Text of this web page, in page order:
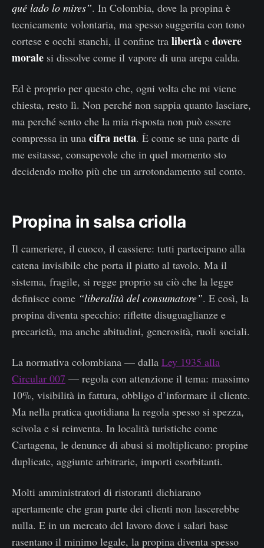
qué lado lo mires”. In Colombia, dove la propina è
tecnicamente volontaria, ma spesso suggerita con tono
cortese e occhi stanchi, il confine tra libertà e dovere
morale si dissolve come il vapore di una arepa calda.
Ed è proprio per questo che, ogni volta che mi viene
chiesta, resto lì. Non perché non sappia quanto lasciare,
ma perché sento che la mia risposta non può essere
compressa in una cifra netta. È come se una parte di
me esitasse, consapevole che in quel momento sto
decidendo molto più che un arrotondamento sul conto.
Propina in salsa criolla
Il cameriere, il cuoco, il cassiere: tutti partecipano alla
catena invisibile che porta il piatto al tavolo. Ma il
sistema, fragile, si regge proprio su ciò che la legge
definisce come “liberalità del consumatore”. E così, la
propina diventa specchio: riflette disuguaglianze e
precarietà, ma anche abitudini, generosità, ruoli sociali.
La normativa colombiana — dalla Ley 1935 alla
Circular 007 — regola con attenzione il tema: massimo
10%, visibilità in fattura, obbligo d’informare il cliente.
Ma nella pratica quotidiana la regola spesso si spezza,
scivola e si reinventa. In località turistiche come
Cartagena, le denunce di abusi si moltiplicano: propine
duplicate, aggiunte arbitrarie, importi esorbitanti.
Molti amministratori di ristoranti dichiarano
apertamente che gran parte dei clienti non lascerebbe
nulla. E in un mercato del lavoro dove i salari base
rasentano il minimo legale, la propina diventa spesso